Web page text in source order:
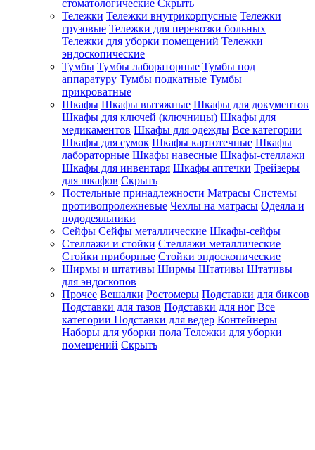
стоматологические Скрыть
Тележки Тележки внутрикорпусные Тележки
грузовые Тележки для перевозки больных
Тележки для уборки помещений Тележки
эндоскопические
Тумбы Тумбы лабораторные Тумбы под
аппаратуру Тумбы подкатные Тумбы
прикроватные
Шкафы Шкафы вытяжные Шкафы для документов
Шкафы для ключей (ключницы) Шкафы для
медикаментов Шкафы для одежды Все категории
Шкафы для сумок Шкафы картотечные Шкафы
лабораторные Шкафы навесные Шкафы-стеллажи
Шкафы для инвентаря Шкафы аптечки Трейзеры
для шкафов Скрыть
Постельные принадлежности Матрасы Системы
противопролежневые Чехлы на матрасы Одеяла и
пододеяльники
Сейфы Сейфы металлические Шкафы-сейфы
Стеллажи и стойки Стеллажи металлические
Стойки приборные Стойки эндоскопические
Ширмы и штативы Ширмы Штативы Штативы
для эндоскопов
Прочее Вешалки Ростомеры Подставки для биксов
Подставки для тазов Подставки для ног Все
категории Подставки для ведер Контейнеры
Наборы для уборки пола Тележки для уборки
помещений Скрыть